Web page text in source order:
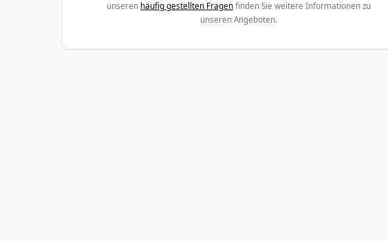
unseren häufig gestellten Fragen finden Sie weitere Informationen zu
unseren Angeboten.